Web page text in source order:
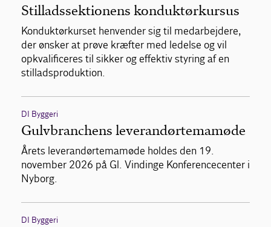
Stilladssektionens konduktørkursus
Konduktørkurset henvender sig til medarbejdere,
der ønsker at prøve kræfter med ledelse og vil
opkvalificeres til sikker og effektiv styring af en
stilladsproduktion.
DI Byggeri
Gulvbranchens leverandørtemamøde
Årets leverandørtemamøde holdes den 19.
november 2026 på Gl. Vindinge Konferencecenter i
Nyborg.
DI Byggeri